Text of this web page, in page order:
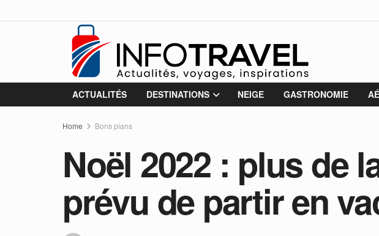
ACTUALITÉS DESTINATIONS NEIGE GASTRONOMIE
Home Bons plans
Noël 2022 : plus de
prévu de partir en